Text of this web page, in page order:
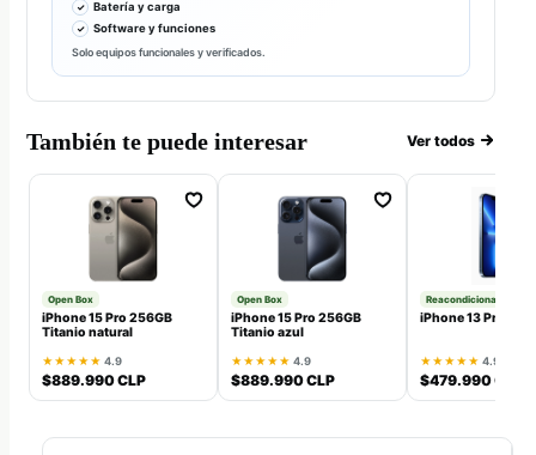
Batería y carga
Software y funciones
Solo equipos funcionales y verificados.
También te puede interesar Ver todos
Open Box
iPhone 15 Pro 256GB
Titanio natural
★★★★★ 4.9
$889.990 CLP
Open Box
iPhone 15 Pro 256GB
Titanio azul
★★★★★ 4.9
$889.990 CLP
Reacondicionado
iPhone 13 Pro
★★★★★ 4.9
$479.990 CLP